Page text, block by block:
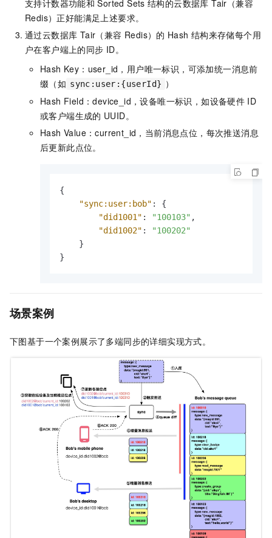
支持计数器功能和 Sorted Sets 结构的云数据库 Tair（兼容
Redis）正好能满足上述要求。
通过云数据库 Tair（兼容 Redis） 的 Hash 结构来存储每个用
户在客户端上的同步 ID。
Hash Key：user_id，用户唯一标识，可添加统一消息前
缀（如 sync:user:{userId} ）
Hash Field：device_id，设备唯一标识，如设备硬件 ID
或客户端生成的 UUID。
Hash Value：current_id，当前消息点位，每次推送消息
后更新此点位。
{
"sync:user:bob" :
{
"did1001" : "100103" ,
"did1002" :
"100202"
}
}
场景案例
下图基于一个案例展示了多端同步的详细实现方式。